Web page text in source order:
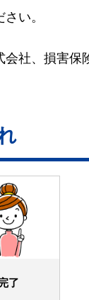
い。
社、損害保
了